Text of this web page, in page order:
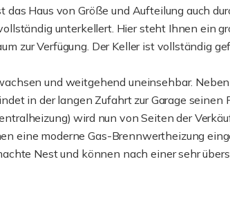
das Haus von Größe und Aufteilung auch
unterkellert. Hier steht Ihnen ein
zur Verfügung. Der Keller ist vollständig
und weitgehend uneinsehbar.
in der langen Zufahrt zur Garage seinen
wird nun von Seiten der
eine moderne Gas-Brennwertheizung
Nest und können nach einer sehr